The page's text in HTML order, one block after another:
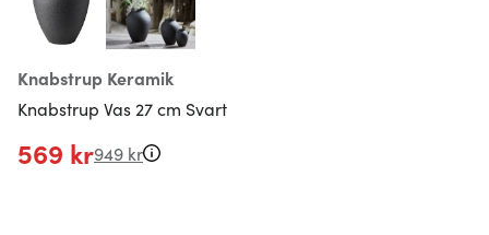
Knabstrup Keramik
Knabstrup Vas 27 cm Svart
569 kr949 kr